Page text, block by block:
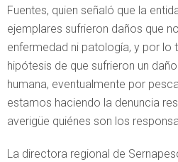
Fuentes, quien señaló que la
ejemplares sufrieron daños que
enfermedad ni patología, y por lo
hipótesis de que sufrieron un
humana, eventualmente por
estamos haciendo la denuncia
averigüe quiénes son los
La directora regional de